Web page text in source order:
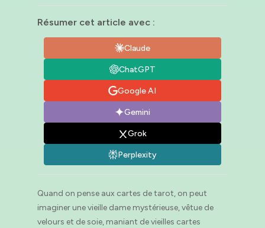
Résumer cet article avec :
Claude
ChatGPT
Google AI
Gemini
Grok
Perplexity
Quand on pense aux cartes de tarot, on peut
imaginer une vieille dame mystérieuse, vêtue de
velours et de soie, maniant de vieilles cartes